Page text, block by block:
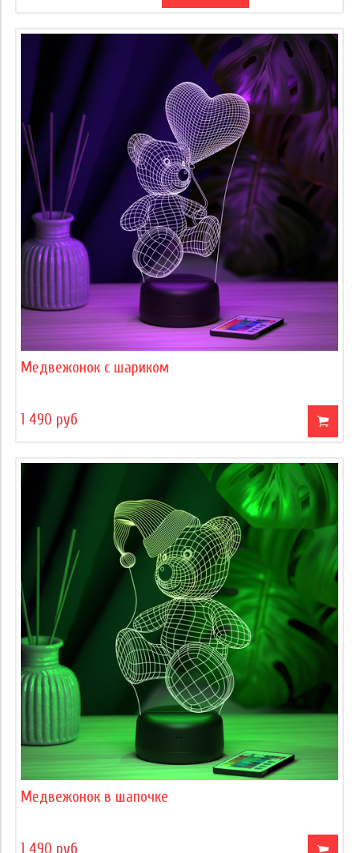
Медвежонок с шариком
1 490 руб
Медвежонок в шапочке
1 490 руб